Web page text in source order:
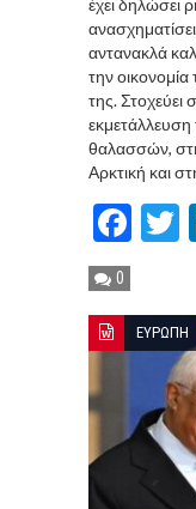
έχει δηλώσει
αντανακλά
την οικονομία
της. Στοχεύει
θαλασσών,
Αρκτική και
0
ΕΥΡΩΠΗ